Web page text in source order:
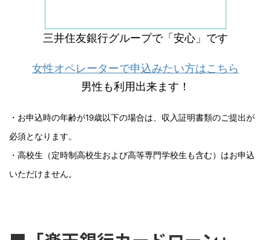
三井住友銀行グループで「安心」です
女性オペレーターで申込みたい方はこちら
男性も利用出来ます！
・お申込時の年齢が19歳以下の場合は、収入証明書類のご提出が
必須となります。
・高校生（定時制高校生および高等専門学校生も含む）はお申込
いただけません。